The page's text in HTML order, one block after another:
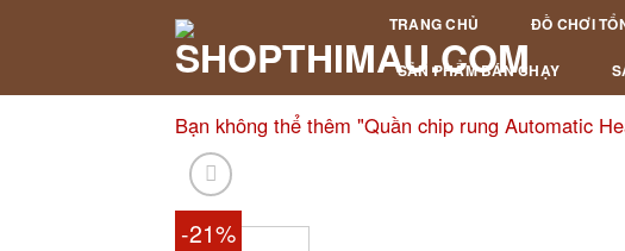
TRANG CHỦ ĐỒ CHƠI
SẢN PHẨM BÁN CHẠY
Bạn không thể thêm "Quần chip rung Automatic
-21%